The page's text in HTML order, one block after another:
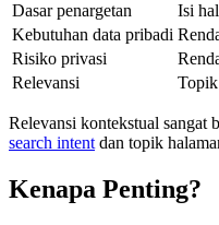
Dasar penargetan
Isi
Kebutuhan data pribadi
Risiko privasi
Relevansi
Relevansi kontekstual sangat
search intentdan topik
Kenapa Penting?